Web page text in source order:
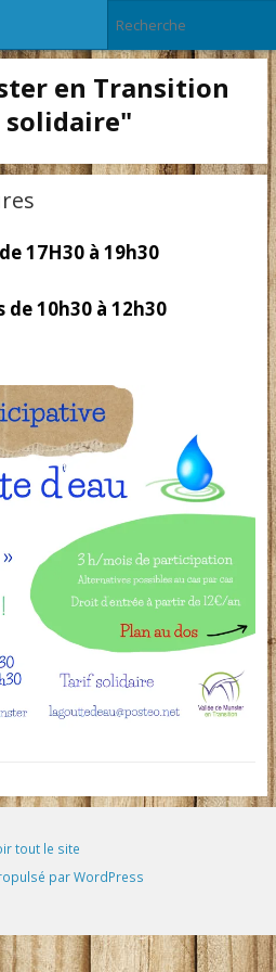
en Transition
solidaire"
17H30 à 19h30
de 10h30 à 12h30
tout le site
par WordPress